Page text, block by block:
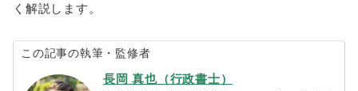
く解説します。
この記事の執筆・監修者
長岡 真也（行政書士）